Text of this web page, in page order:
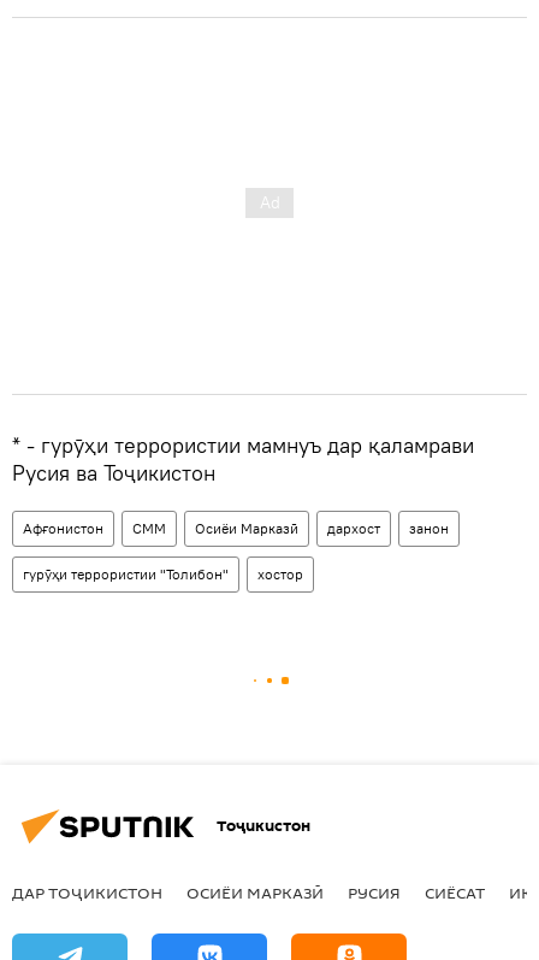
* - гурӯҳи террористии мамнуъ дар қаламрави
Русия ва Тоҷикистон
Афғонистон СММ Осиёи Марказӣ дархост занон
гурӯҳи террористии "Толибон" хостор
Тоҷикистон
ДАР ТОҶИКИСТОН ОСИЁИ МАРКАЗӢ РУСИЯ СИЁСАТ